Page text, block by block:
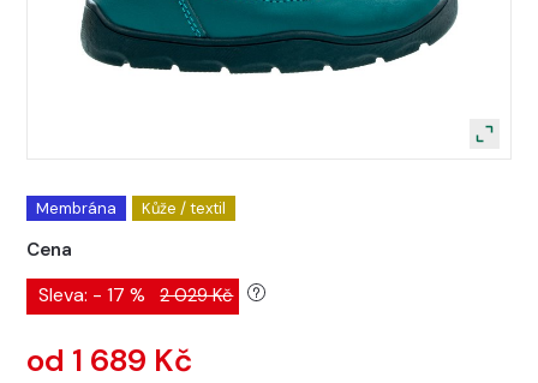
Membrána Kůže / textil
Cena
Sleva: - 17 % 2 029 Kč
od 1 689 Kč